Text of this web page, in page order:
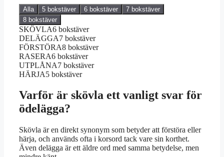
Alla 5 bokstäver 6 bokstäver
7 bokstäver
8 bokstäver
SKÖVLA6 bokstäver
DELÄGGA7 bokstäver
FÖRSTÖRA8 bokstäver
RASERA6 bokstäver
UTPLÅNA7 bokstäver
HÄRJA5 bokstäver
Varför är skövla ett vanligt svar för
ödelägga?
Skövla är en direkt synonym som betyder att förstöra eller
härja, och används ofta i korsord tack vare sin korthet.
Även delägga är ett äldre ord med samma betydelse, men